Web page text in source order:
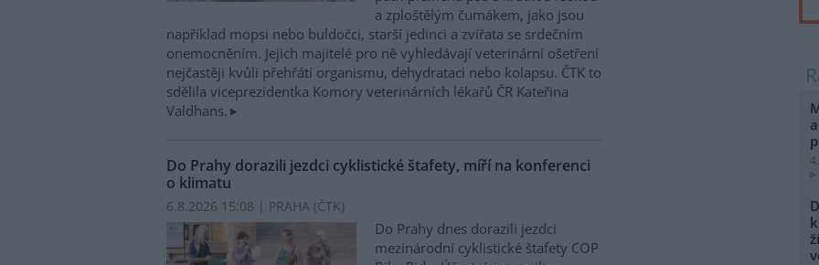
a zploštělým čumákem, jako jsou
například mopsi nebo buldočci, starší jedinci a zvířata se srdečním
onemocněním. Jejich majitelé pro ně vyhledávají veterinární ošetření
nejčastěji kvůli přehřátí organismu, dehydrataci nebo kolapsu. ČTK to
sdělila viceprezidentka Komory veterinárních lékařů ČR Kateřina
Valdhans.
Do Prahy dorazili jezdci cyklistické štafety, míří na konferenci
o klimatu
6.8.2026 15:08 | PRAHA (ČTK)
Do Prahy dnes dorazili jezdci
mezinárodní cyklistické štafety COP